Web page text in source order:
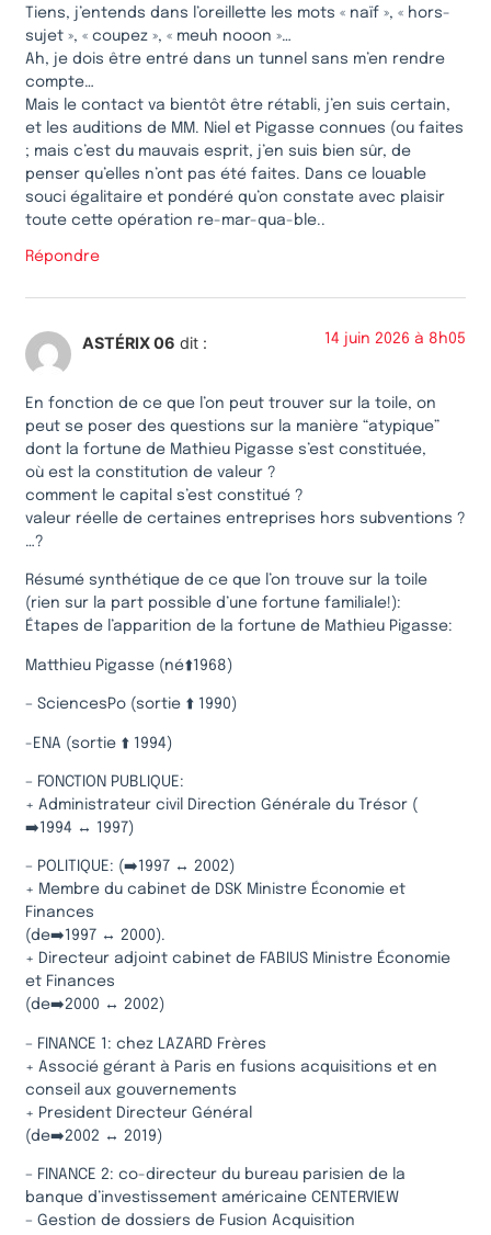
Tiens, j’entends dans l’oreillette les mots « naïf », « hors-
sujet », « coupez », « meuh nooon »…
Ah, je dois être entré dans un tunnel sans m’en rendre
compte…
Mais le contact va bientôt être rétabli, j’en suis certain,
et les auditions de MM. Niel et Pigasse connues (ou faites
; mais c’est du mauvais esprit, j’en suis bien sûr, de
penser qu’elles n’ont pas été faites. Dans ce louable
souci égalitaire et pondéré qu’on constate avec plaisir
toute cette opération re-mar-qua-ble..
Répondre
ASTÉRIX 06 dit : 14 juin 2026 à 8h05
En fonction de ce que l’on peut trouver sur la toile, on
peut se poser des questions sur la manière “atypique”
dont la fortune de Mathieu Pigasse s’est constituée,
où est la constitution de valeur ?
comment le capital s’est constitué ?
valeur réelle de certaines entreprises hors subventions ?
…?
Résumé synthétique de ce que l’on trouve sur la toile
(rien sur la part possible d’une fortune familiale!):
Étapes de l’apparition de la fortune de Mathieu Pigasse:
Matthieu Pigasse (né⬆️1968)
– SciencesPo (sortie ⬆️ 1990)
-ENA (sortie ⬆️ 1994)
– FONCTION PUBLIQUE:
+ Administrateur civil Direction Générale du Trésor (
➡️1994 ↔️ 1997)
– POLITIQUE: (➡️1997 ↔️ 2002)
+ Membre du cabinet de DSK Ministre Économie et
Finances
(de➡️1997 ↔️ 2000).
+ Directeur adjoint cabinet de FABIUS Ministre Économie
et Finances
(de➡️2000 ↔️ 2002)
– FINANCE 1: chez LAZARD Frères
+ Associé gérant à Paris en fusions acquisitions et en
conseil aux gouvernements
+ President Directeur Général
(de➡️2002 ↔️ 2019)
– FINANCE 2: co-directeur du bureau parisien de la
banque d’investissement américaine CENTERVIEW
– Gestion de dossiers de Fusion Acquisition